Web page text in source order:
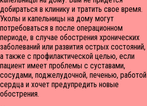
добираться в клинику и тратить свое время.
Уколы и капельницы на дому могут
потребоваться в после операционном
периоде, в случае обострения хронических
заболеваний или развития острых состояний,
а также с профилактической целью, если
пациент имеет проблемы с суставами,
сосудами, поджелудочной, печенью, работой
сердца и хочет предупредить новые
обострения.